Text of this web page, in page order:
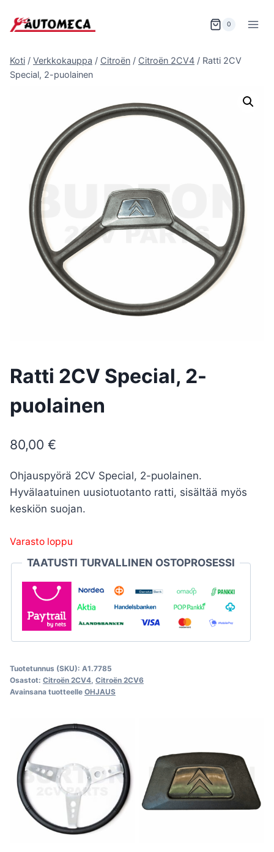
sisältöön
0
Koti / Verkkokauppa / Citroën / Citroën 2CV4 / Ratti 2CV
Special, 2-puolainen
Ratti 2CV Special, 2-
puolainen
80,00 €
Ohjauspyörä 2CV Special, 2-puolainen.
Hyvälaatuinen uusiotuotanto ratti, sisältää myös
keskiön suojan.
Varasto loppu
TAATUSTI TURVALLINEN OSTOPROSESSI
Tuotetunnus (SKU): A1.7785
Osastot: Citroën 2CV4 Citroën 2CV6
Avainsana tuotteelle OHJAUS